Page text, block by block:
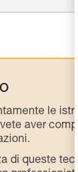
le
aver
di queste